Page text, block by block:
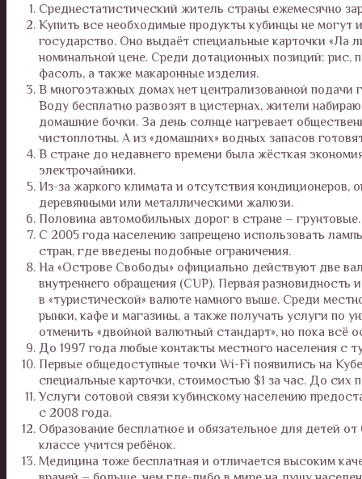
Среднестатистический житель страны ежемесячно
Купить все необходимые продукты кубинцы не могут
государство. Оно выдаёт специальные карточки «Ла
номинальной цене. Среди дотационных позиций: рис,
фасоль, а также макаронные изделия.
В многоэтажных домах нет централизованной подачи
Воду бесплатно развозят в цистернах, жители
домашние бочки. За день солнце нагревает
чистоплотны. А из «домашних» водных запасов
В стране до недавнего времени была жёсткая
электрочайники.
Из-за жаркого климата и отсутствия
деревянными или металлическими жалюзи.
Половина автомобильных дорог в стране – грунтовые.
С 2005 года населению запрещено использовать
стран, где введены подобные ограничения.
На «Острове Свободы» официально действуют две
внутреннего обращения (CUP). Первая
в «туристической» валюте намного выше. Среди
рынки, кафе и магазины, а также получать услуги по
отменить «двойной валютный стандарт», но пока всё
До 1997 года любые контакты местного населения с
Первые общедоступные точки Wi-Fi появились на
специальные карточки, стоимостью $1 за час. До сих
Услуги сотовой связи кубинскому населению
с 2008 года.
Образование бесплатное и обязательное для детей
классе учится ребёнок.
Медицина тоже бесплатная и отличается высоким